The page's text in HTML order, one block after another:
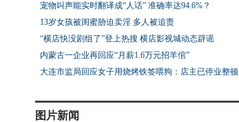
宠物叫声能实时翻译成“人话” 准确率达94.6%？
13岁女孩被闺蜜胁迫卖淫 多人被追责
“横店快没剧组了”登上热搜 横店影视城动态辟谣
内蒙古一企业再回应“月薪1.6万元招羊倌”
大连市监局回应女子用烧烤铁签喂狗：店主已停业整顿
图片新闻